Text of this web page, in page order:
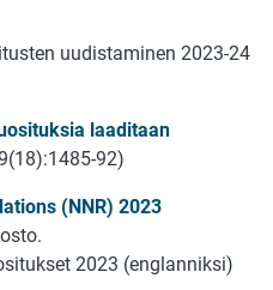
uudistaminen 2023-24
laaditaan
92)
(NNR) 2023
2023 (englanniksi)